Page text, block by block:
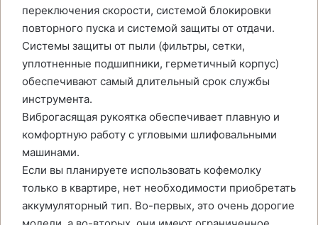
переключения скорости, системой блокировки
повторного пуска и системой защиты от отдачи.
Системы защиты от пыли (фильтры, сетки,
уплотненные подшипники, герметичный корпус)
обеспечивают самый длительный срок службы
инструмента.
Виброгасящая рукоятка обеспечивает плавную и
комфортную работу с угловыми шлифовальными
машинами.
Если вы планируете использовать кофемолку
только в квартире, нет необходимости приобретать
аккумуляторный тип. Во-первых, это очень дорогие